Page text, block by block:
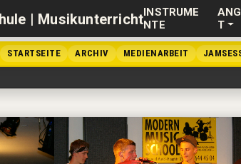
STARTSEITE ARCHIV MEDIENARBEIT
INSTRUME
NTE
T